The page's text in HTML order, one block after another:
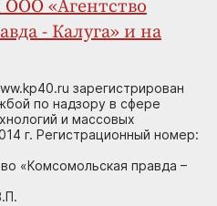
ООО «Агентство
- Калуга» и на
зарегистрирован
по надзору в сфере
и массовых
г. Регистрационный номер:
«Комсомольская правда –